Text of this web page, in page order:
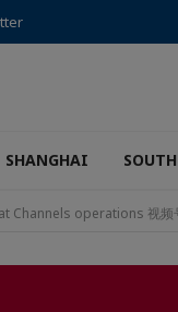
SHANGHAI
Channels operations 视频